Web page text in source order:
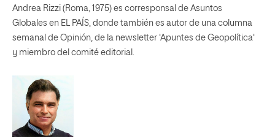
Andrea Rizzi (Roma, 1975) es corresponsal de Asuntos
Globales en EL PAÍS, donde también es autor de una columna
semanal de Opinión, de la newsletter 'Apuntes de Geopolítica'
y miembro del comité editorial.